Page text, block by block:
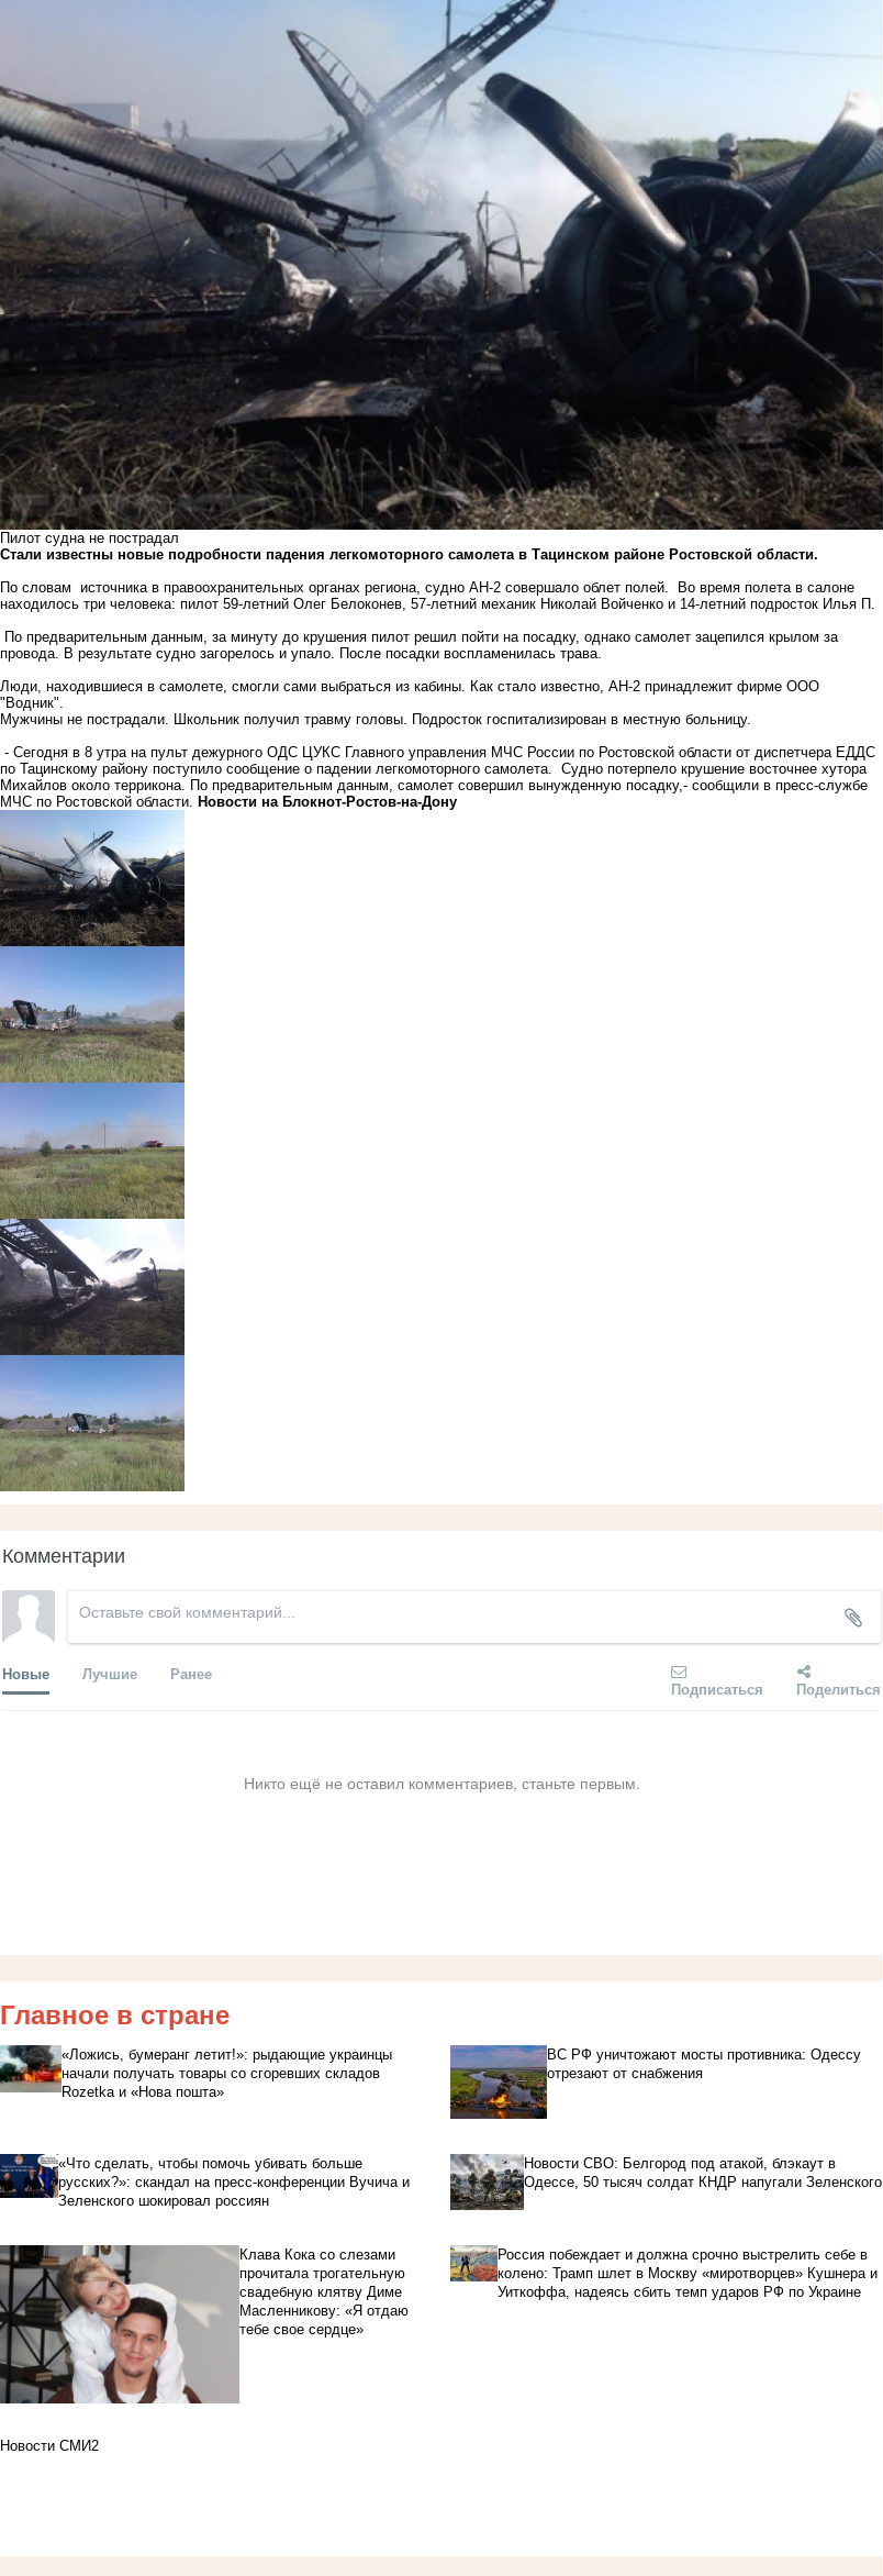
Пилот судна не пострадал
Стали известны новые подробности падения легкомоторного самолета в Тацинском районе Ростовской области.
По словам источника в правоохранительных органах региона, судно АН-2 совершало облет полей. Во время полета в салоне
находилось три человека: пилот 59-летний Олег Белоконев, 57-летний механик Николай Войченко и 14-летний подросток Илья П.
По предварительным данным, за минуту до крушения пилот решил пойти на посадку, однако самолет зацепился крылом за
провода. В результате судно загорелось и упало. После посадки воспламенилась трава.
Люди, находившиеся в самолете, смогли сами выбраться из кабины. Как стало известно, АН-2 принадлежит фирме ООО
"Водник".
Мужчины не пострадали. Школьник получил травму головы. Подросток госпитализирован в местную больницу.
- Сегодня в 8 утра на пульт дежурного ОДС ЦУКС Главного управления МЧС России по Ростовской области от диспетчера ЕДДС
по Тацинскому району поступило сообщение о падении легкомоторного самолета. Судно потерпело крушение восточнее хутора
Михайлов около террикона. По предварительным данным, самолет совершил вынужденную посадку,- сообщили в пресс-службе
МЧС по Ростовской области. Новости на Блoкнoт-Ростов-на-Дону
Комментарии
Новые Лучшие Ранее
Подписаться Поделиться
Никто ещё не оставил комментариев, станьте первым.
Главное в стране
«Ложись, бумеранг летит!»: рыдающие украинцы
начали получать товары со сгоревших складов
Rozetka и «Нова пошта»
ВС РФ уничтожают мосты противника: Одессу
отрезают от снабжения
«Что сделать, чтобы помочь убивать больше
русских?»: скандал на пресс-конференции Вучича и
Зеленского шокировал россиян
Новости СВО: Белгород под атакой, блэкаут в
Одессе, 50 тысяч солдат КНДР напугали Зеленского
Клава Кока со слезами
прочитала трогательную
свадебную клятву Диме
Масленникову: «Я отдаю
тебе свое сердце»
Россия побеждает и должна срочно выстрелить себе в
колено: Трамп шлет в Москву «миротворцев» Кушнера и
Уиткоффа, надеясь сбить темп ударов РФ по Украине
Новости СМИ2